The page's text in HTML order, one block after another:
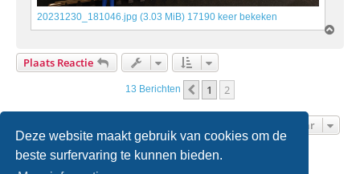
Deze website maakt gebruik van cookies om de
beste surfervaring te kunnen bieden.
20231230_181046.jpg (3.03 MiB) 17190 keer bekeken
Plaats Reactie
13 Berichten Vorige
1 2
Ga Naar